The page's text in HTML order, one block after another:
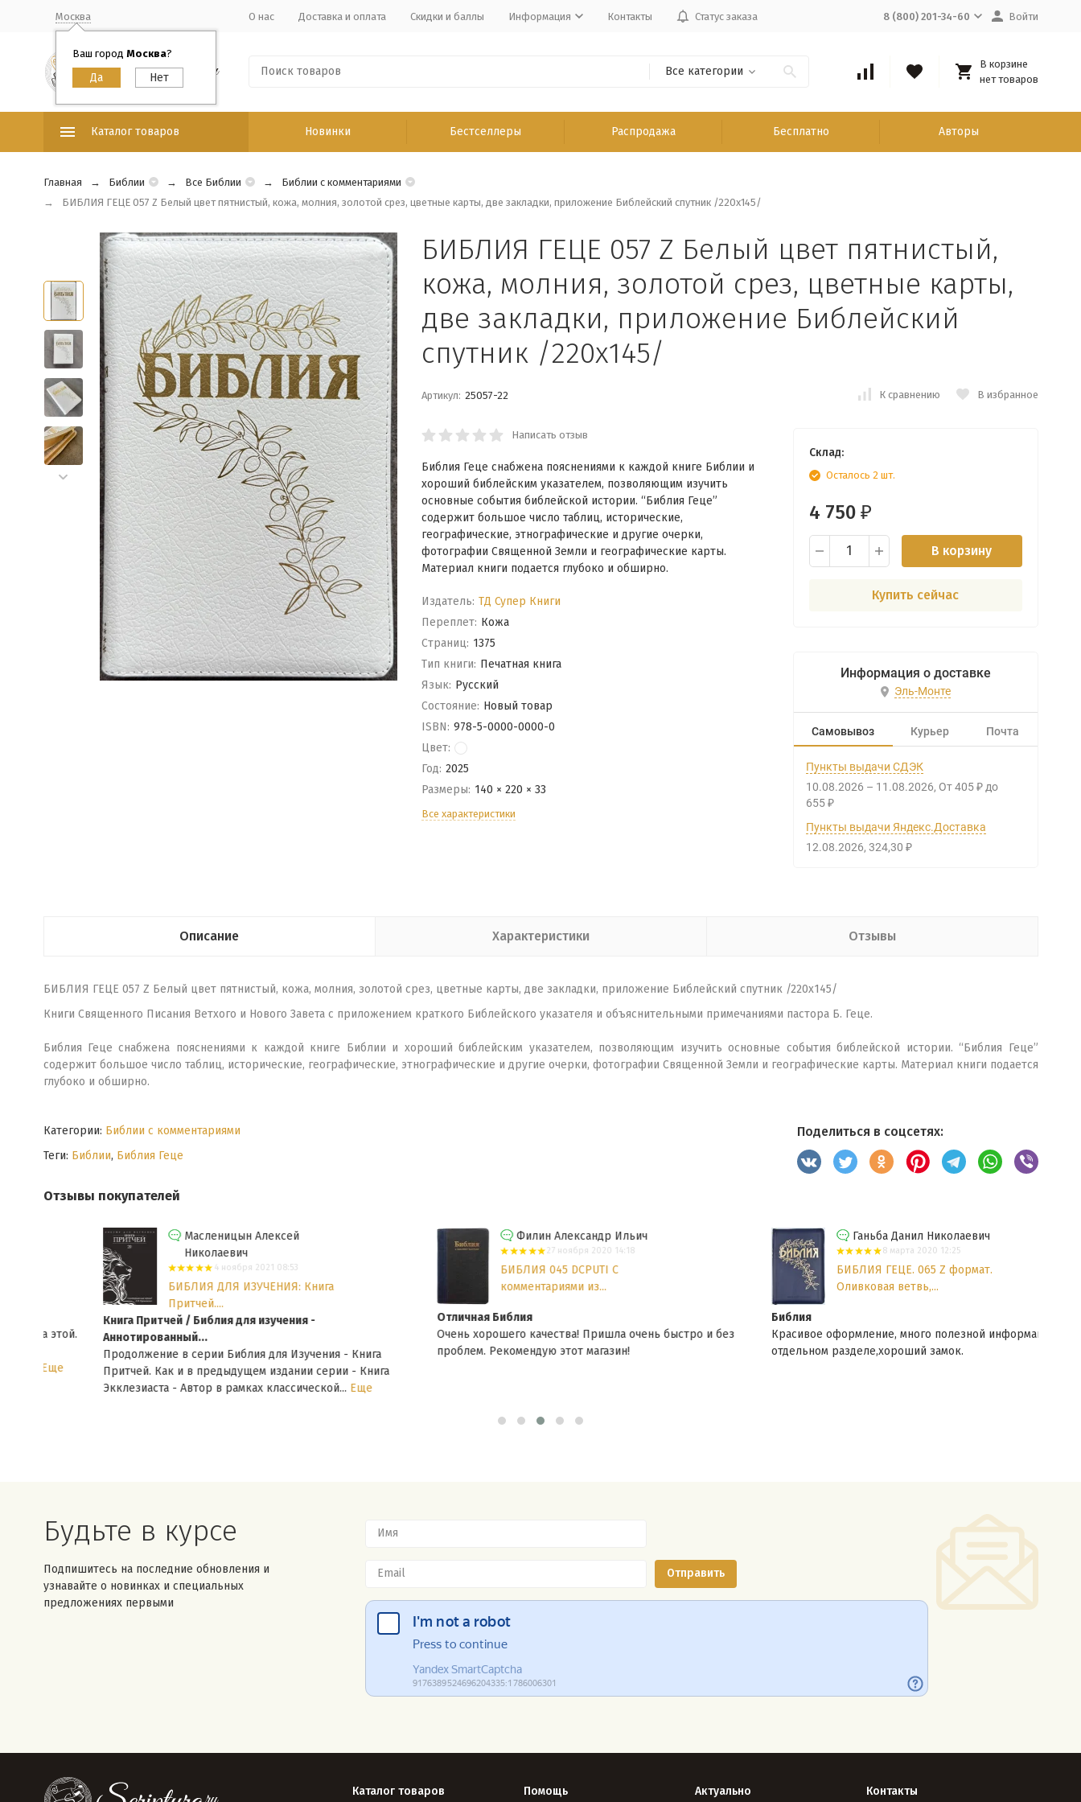
Москва
Ваш город Москва?
О нас Доставка и оплата Скидки и баллы Информация Контакты Статус заказа 8 (800) 201-34-60 Войти
Все категории
В корзине
нет товаров
Каталог товаров Новинки Бестселлеры Распродажа Бесплатно Авторы
Главная Библии Все Библии
Библии с комментариями
БИБЛИЯ ГЕЦЕ 057 Z Белый цвет пятнистый, кожа, молния, золотой срез, цветные карты, две закладки, приложение Библейский спутник /220х145/
БИБЛИЯ ГЕЦЕ 057 Z Белый цвет пятнистый,
кожа, молния, золотой срез, цветные карты,
две закладки, приложение Библейский
спутник /220х145/
Артикул: 25057-22 К сравнению В избранное
Написать отзыв
Библия Геце снабжена пояснениями к каждой книге Библии и
хороший библейским указателем, позволяющим изучить
основные события библейской истории. “Библия Геце”
содержит большое число таблиц, исторические,
географические, этнографические и другие очерки,
фотографии Священной Земли и географические карты.
Материал книги подается глубоко и обширно.
Издатель: ТД Супер Книги
Переплет: Кожа
Cтраниц: 1375
Тип книги: Печатная книга
Язык: Русский
Состояние: Новый товар
ISBN: 978-5-0000-0000-0
Цвет:
Год: 2025
Размеры: 140 × 220 × 33
Все характеристики
Склад:
Осталось 2 шт.
4 750 ₽
В корзину
Купить сейчас
Информация о доставке
Эль-Монте
Самовывоз Курьер Почта
Пункты выдачи СДЭК
10.08.2026 – 11.08.2026 От 405 ₽ до
655 ₽
Пункты выдачи Яндекс.Доставка
12.08.2026 324,30 ₽
Описание Характеристики Отзывы
БИБЛИЯ ГЕЦЕ 057 Z Белый цвет пятнистый, кожа, молния, золотой срез, цветные карты, две закладки, приложение Библейский спутник /220х145/
Книги Священного Писания Ветхого и Нового Завета с приложением краткого Библейского указателя и объяснительными примечаниями пастора Б. Геце.
Библия Геце снабжена пояснениями к каждой книге Библии и хороший библейским указателем, позволяющим изучить основные события библейской истории. “Библия Геце”
содержит большое число таблиц, исторические, географические, этнографические и другие очерки, фотографии Священной Земли и географические карты. Материал книги подается
глубоко и обширно.
Категории: Библии с комментариями
Теги: Библии, Библия Геце
Поделиться в соцсетях:
Отзывы покупателей
Масленицын Алексей
Николаевич
4 ноября 2021 08:53
БИБЛИЯ ДЛЯ ИЗУЧЕНИЯ: Книга
Притчей....
Книга Притчей / Библия для изучения -
Аннотированный...
Продолжение в серии Библия для Изучения - Книга
Притчей. Как и в предыдущем издании серии - Книга
Экклезиаста - Автор в рамках классической...Еще
Филин Александр Ильич
27 ноября 2020 14:18
БИБЛИЯ 045 DCPUTI С
комментариями из...
Отличная Библия
Очень хорошего качества! Пришла очень быстро и без
проблем. Рекомендую этот магазин!
Ганьба Данил Николаевич
8 марта 2020 12:25
БИБЛИЯ ГЕЦЕ. 065 Z формат.
Оливковая ветвь,...
Красивое оформление, много полезной информации в
отдельном разделе,хороший замок.
Будьте в курсе
Подпишитесь на последние обновления и
узнавайте о новинках и специальных
предложениях первыми
Каталог товаров Помощь Актуально Контакты